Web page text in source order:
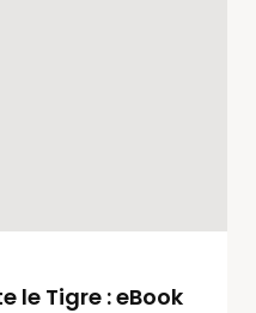
le Tigre : eBook